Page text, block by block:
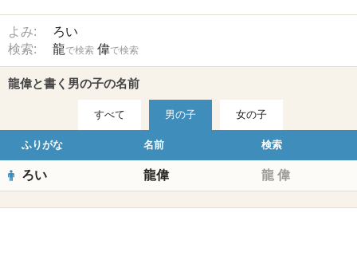
よみ:
ろい
検索:
龍で検索 偉で検索
龍偉と書く男の子の名前
すべて 男の子 女の子
ふりがな 名前 検索
ろい 龍偉 龍 偉